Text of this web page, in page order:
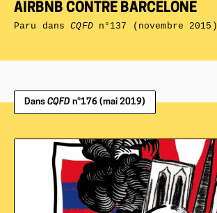
AIRBNB CONTRE BARCELONE
Paru dansCQFDn°137 (novembre 2015)
Dans CQFD n°176 (mai 2019)